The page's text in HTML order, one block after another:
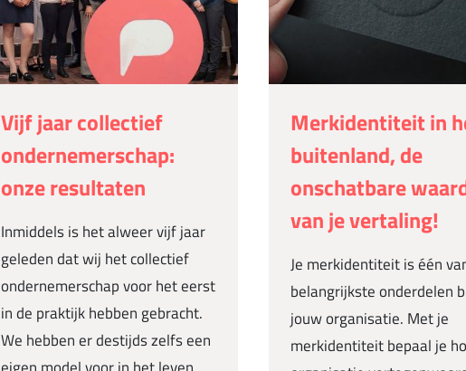
Vijf jaar collectief
ondernemerschap:
onze resultaten
Inmiddels is het alweer vijf jaar
geleden dat wij het collectief
ondernemerschap voor het eerst
in de praktijk hebben gebracht.
We hebben er destijds zelfs een
Merkidentiteit in
buitenland, de
onschatbare
van je vertaling!
Je merkidentiteit is één
belangrijkste onderdelen
jouw organisatie. Met je
merkidentiteit bepaal je